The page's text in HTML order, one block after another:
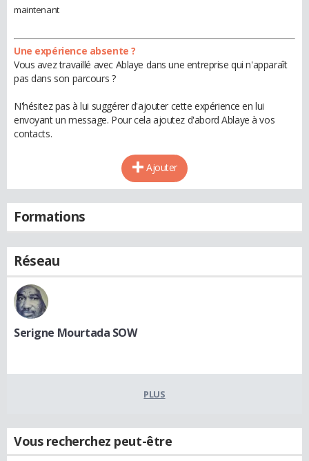
maintenant
Une expérience absente ?
Vous avez travaillé avec Ablaye dans une entreprise qui n'apparaît
pas dans son parcours ?
N'hésitez pas à lui suggérer d'ajouter cette expérience en lui
envoyant un message. Pour cela ajoutez d'abord Ablaye à vos
contacts.
Ajouter
Formations
Réseau
Serigne Mourtada SOW
PLUS
Vous recherchez peut-être